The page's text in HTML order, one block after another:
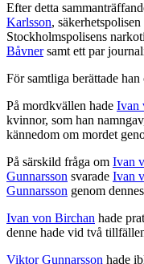
Efter detta
Karlsson,
Stockholmspolisens
Båvnersamt ett par
För samtliga berättade
På mordkvällen hade Ivan
kvinnor, som han
kännedom om mordet
På särskild fråga om Ivan
Gunnarsson svarade Ivan
Gunnarsson genom
Ivan von Birchan hade
denne hade vid två
Viktor Gunnarsson hade